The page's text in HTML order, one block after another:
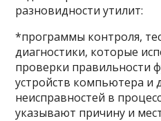
разновидности утилит:
*программы контроля,
диагностики, которые
проверки правильности
устройств компьютера и
неисправностей в
указывают причину и